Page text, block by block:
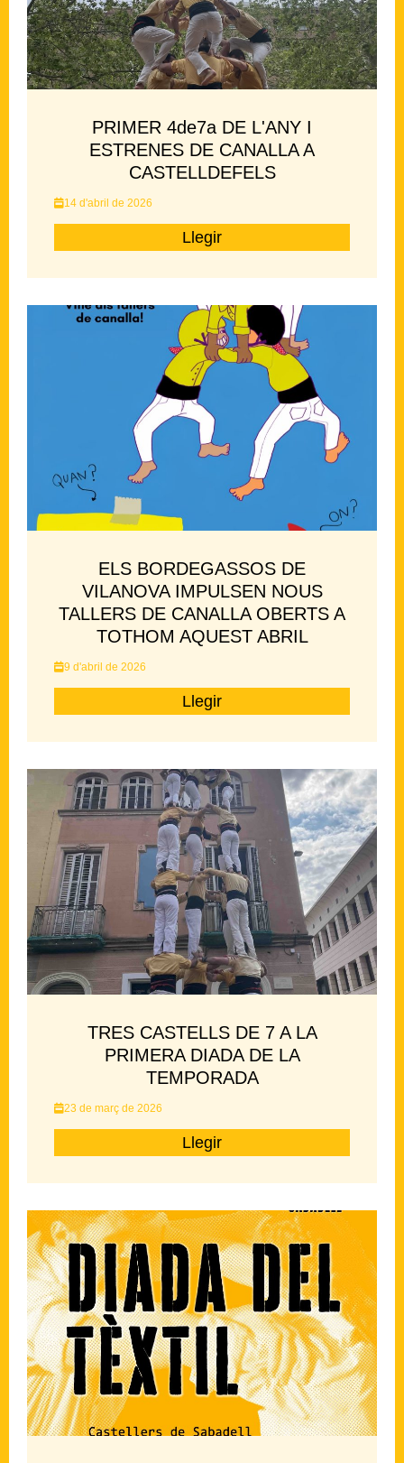
PRIMER 4de7a DE L'ANY I
ESTRENES DE CANALLA A
CASTELLDEFELS
14 d'abril de 2026
Llegir
ELS BORDEGASSOS DE
VILANOVA IMPULSEN NOUS
TALLERS DE CANALLA OBERTS A
TOTHOM AQUEST ABRIL
9 d'abril de 2026
Llegir
TRES CASTELLS DE 7 A LA
PRIMERA DIADA DE LA
TEMPORADA
23 de març de 2026
Llegir